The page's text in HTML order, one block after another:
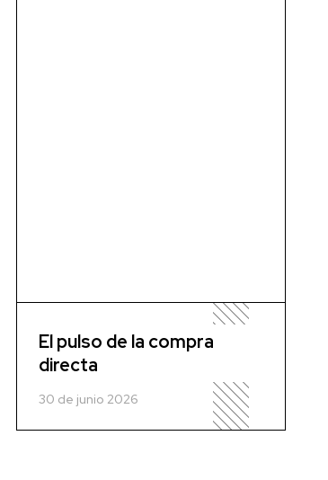
El pulso de la compra
directa
30 de junio 2026